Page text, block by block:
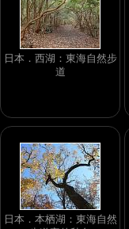
日本．西湖：東海自然步
道
日本．本栖湖：東海自然